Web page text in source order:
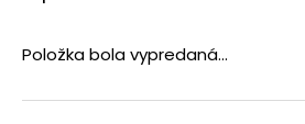
Položka bola vypredaná…HĽADAŤ